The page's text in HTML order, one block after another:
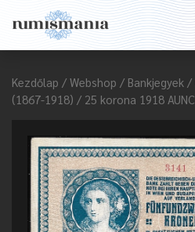
Kezdőlap / Webshop / Bankjegyek /
(1867-1918) / 25 korona 1918 AUNC